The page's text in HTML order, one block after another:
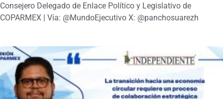
Consejero Delegado de Enlace Político y Legislativo de
COPARMEX | Vía: @MundoEjecutivo X: @panchosuarezh